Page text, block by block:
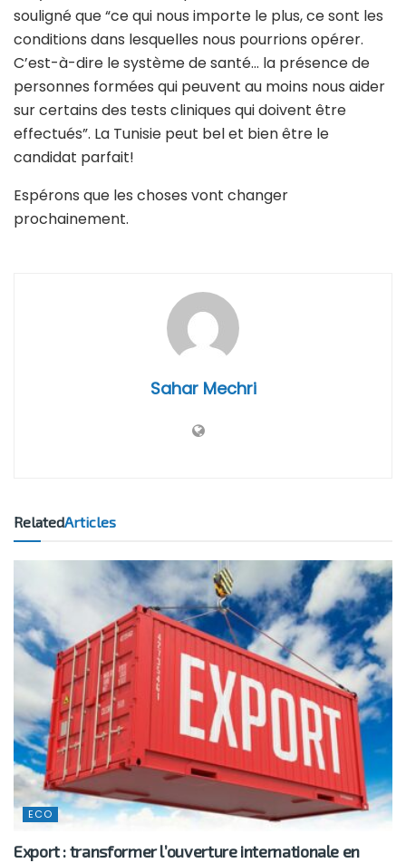
souligné que “ce qui nous importe le plus, ce sont les
conditions dans lesquelles nous pourrions opérer.
C’est-à-dire le système de santé… la présence de
personnes formées qui peuvent au moins nous aider
sur certains des tests cliniques qui doivent être
effectués”. La Tunisie peut bel et bien être le
candidat parfait!
Espérons que les choses vont changer
prochainement.
Sahar Mechri
RelatedArticles
ECO
Export : transformer l’ouverture internationale en